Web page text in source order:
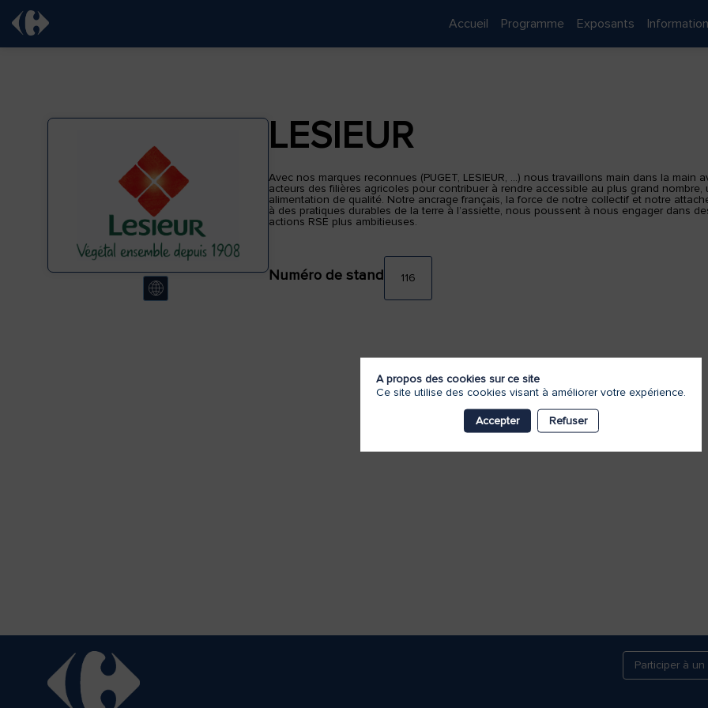
Accueil Programme Exposants
LESIEUR
Avec nos marques reconnues (PUGET, LESIEUR, ...) nous travaillons main dans la main
acteurs des filières agricoles pour contribuer à rendre accessible au plus grand nombre,
alimentation de qualité. Notre ancrage français, la force de notre collectif et notre
à des pratiques durables de la terre à l’assiette, nous poussent à nous engager dans
actions RSE plus ambitieuses.
Numéro de stand 116
Participer à
A propos des cookies sur ce site
Ce site utilise des cookies visant à améliorer votre expérience.
Accepter Refuser